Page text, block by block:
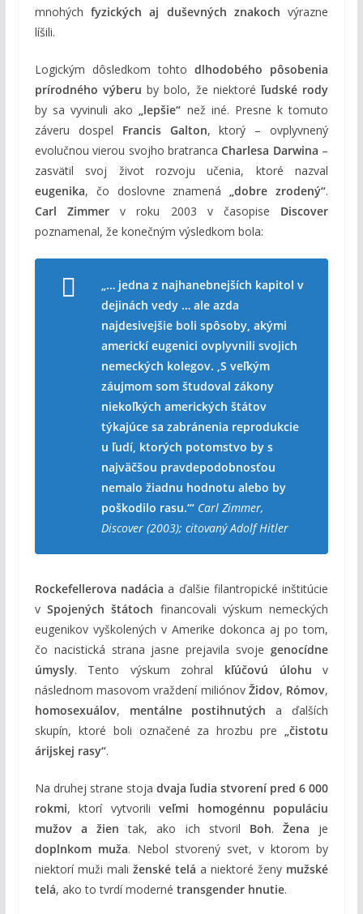
mnohýchfyzických aj duševných znakoch výrazne
líšili.
Logickým dôsledkom tohtodlhodobého pôsobenia
prírodného výberu by bolo, že niektoré ľudské rody
by sa vyvinuli ako„lepšie“ než iné. Presne k tomuto
záveru dospel Francis Galton, ktorý – ovplyvnený
evolučnou vierou svojho bratrancaCharlesa Darwina –
zasvätil svoj život rozvoju učenia, ktoré nazval
eugenika, čo doslovne znamená„dobre zrodený“.
Carl Zimmerv roku 2003 v časopise Discover
poznamenal, že konečným výsledkom bola:
„… jedna z najhanebnejších kapitol v
dejinách vedy … ale azda
najdesivejšie boli spôsoby, akými
americkí eugenici ovplyvnili svojich
nemeckých kolegov. ‚S veľkým
záujmom som študoval zákony
niekoľkých amerických štátov
týkajúce sa zabránenia reprodukcie
u ľudí, ktorých potomstvo by s
najväčšou pravdepodobnosťou
nemalo žiadnu hodnotu alebo by
poškodilo rasu.‘“ Carl Zimmer,
Discover (2003); citovaný Adolf Hitler
Rockefellerova nadácia a ďalšie filantropické inštitúcie
vSpojených štátoch financovali výskum nemeckých
eugenikov vyškolených v Amerike dokonca aj po tom,
čo nacistická strana jasne prejavila svojegenocídne
úmysly. Tento výskum zohral kľúčovú úlohu v
následnom masovom vraždení miliónov Židov, Rómov,
homosexuálov, mentálne postihnutých a ďalších
skupín, ktoré boli označené za hrozbu pre„čistotu
árijskej rasy“.
Na druhej strane stoja dvaja ľudia stvorení pred 6 000
rokmi, ktorí vytvoriliveľmi homogénnu populáciu
mužov a žien tak, ako ich stvoril Boh.Žena je
doplnkom muža. Nebol stvorený svet, v ktorom by
niektorí muži mali ženské telá a niektoré ženy mužské
telá, ako to tvrdí moderné transgender hnutie.